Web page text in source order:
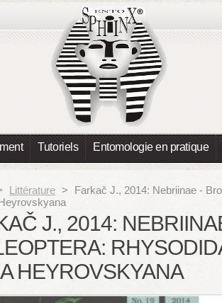
Tutoriels Entomologie en pratique
Littérature >
Farkač J., 2014: Nebriinae -
J., 2014:
HEYROVSKYANA